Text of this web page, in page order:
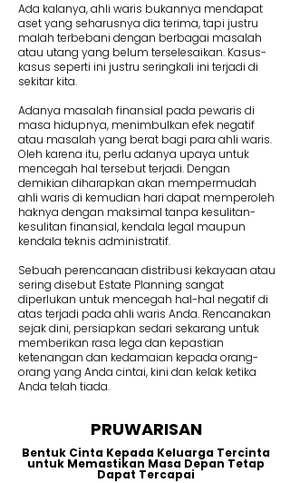
Ada kalanya, ahli waris bukannya mendapat
aset yang seharusnya dia terima, tapi justru
malah terbebani dengan berbagai masalah
atau utang yang belum terselesaikan. Kasus-
kasus seperti ini justru seringkali ini terjadi di
sekitar kita.
Adanya masalah finansial pada pewaris di
masa hidupnya, menimbulkan efek negatif
atau masalah yang berat bagi para ahli waris.
Oleh karena itu, perlu adanya upaya untuk
mencegah hal tersebut terjadi. Dengan
demikian diharapkan akan mempermudah
ahli waris di kemudian hari dapat memperoleh
haknya dengan maksimal tanpa kesulitan-
kesulitan finansial, kendala legal maupun
kendala teknis administratif.
Sebuah perencanaan distribusi kekayaan atau
sering disebut Estate Planning sangat
diperlukan untuk mencegah hal-hal negatif di
atas terjadi pada ahli waris Anda. Rencanakan
sejak dini, persiapkan sedari sekarang untuk
memberikan rasa lega dan kepastian
ketenangan dan kedamaian kepada orang-
orang yang Anda cintai, kini dan kelak ketika
Anda telah tiada.
PRUWARISAN
Bentuk Cinta Kepada Keluarga Tercinta
untuk Memastikan Masa Depan Tetap
Dapat Tercapai